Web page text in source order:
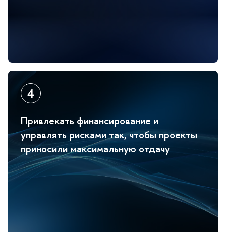
Привлекать финансирование и
управлять рисками так, чтобы проекты
приносили максимальную отдачу